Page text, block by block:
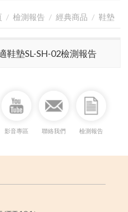
檢測報告 經典商品 鞋墊
鞋墊SL-SH-02檢測報告
影音專區 聯絡我們 檢測報告